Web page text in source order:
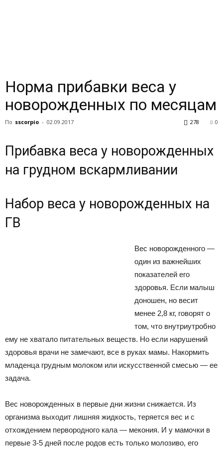
Норма прибавки веса у
новорожденных по месяцам
По sscorpio - 02.09.2017 0
278
Прибавка веса у новорожденных
на грудном вскармливании
Набор веса у новорожденных на
ГВ
Вес новорожденного —
один из важнейших
показателей его
здоровья. Если малыш
доношен, но весит
менее 2,8 кг, говорят о
том, что внутриутробно
ему не хватало питательных веществ. Но если нарушений
здоровья врачи не замечают, все в руках мамы. Накормить
младенца грудным молоком или искусственной смесью — ее
задача.
Вес новорожденных в первые дни жизни снижается. Из
организма выходит лишняя жидкость, теряется вес и с
отхождением первородного кала — мекония. И у мамочки в
первые 3-5 дней после родов есть только молозиво, его